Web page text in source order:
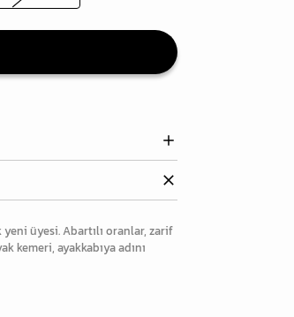
üyesi. Abartılı oranlar, zarif
kemeri, ayakkabıya adını